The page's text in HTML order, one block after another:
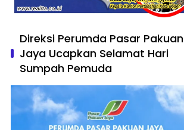
Direksi Perumda Pasar Pakuan
Jaya Ucapkan Selamat Hari
Sumpah Pemuda